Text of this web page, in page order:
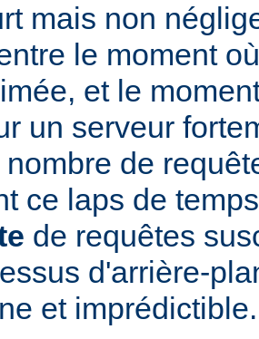
mais non
le moment
et le
un serveur
de
ce laps de
de requêtes
d'arrière-
et imprédictible.